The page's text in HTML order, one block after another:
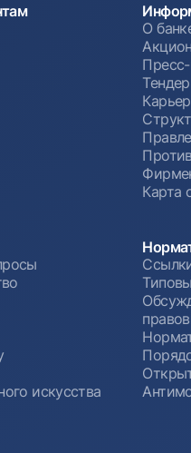
О
Карта
искусства